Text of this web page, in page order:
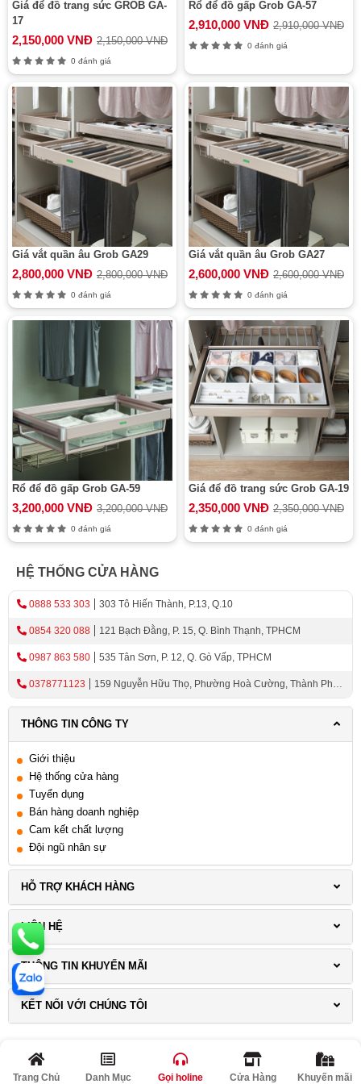
Giá để đồ trang sức GROB GA-
17
2,150,000 VNĐ 2,150,000 VNĐ
0 đánh giá
Rổ để đồ gấp Grob GA-57
2,910,000 VNĐ 2,910,000 VNĐ
0 đánh giá
Giá vắt quần âu Grob GA29
2,800,000 VNĐ 2,800,000 VNĐ
0 đánh giá
Giá vắt quần âu Grob GA27
2,600,000 VNĐ 2,600,000 VNĐ
0 đánh giá
Rổ để đồ gấp Grob GA-59
3,200,000 VNĐ 3,200,000 VNĐ
0 đánh giá
Giá để đồ trang sức Grob GA-19
2,350,000 VNĐ 2,350,000 VNĐ
0 đánh giá
HỆ THỐNG CỬA HÀNG
0888 533 303 303 Tô Hiến Thành, P.13, Q.10
0854 320 088 121 Bạch Đằng, P. 15, Q. Bình Thạnh, TPHCM
0987 863 580 535 Tân Sơn, P. 12, Q. Gò Vấp, TPHCM
0378771123
159 Nguyễn Hữu Thọ, Phường Hoà Cường, Thành Phố
THÔNG TIN CÔNG TY
Giới thiệu
Hệ thống cửa hàng
Tuyển dụng
Bán hàng doanh nghiệp
Cam kết chất lượng
Đội ngũ nhân sự
HỖ TRỢ KHÁCH HÀNG
LIÊN HỆ
THÔNG TIN KHUYẾN MÃI
KẾT NỐI VỚI CHÚNG TÔI
Trang Chủ Danh Mục Gọi holine Cửa Hàng Khuyến mãi